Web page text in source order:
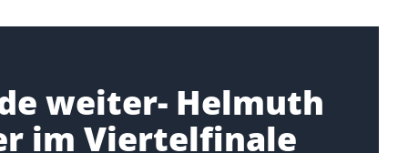
weiter- Helmuth
im Viertelfinale